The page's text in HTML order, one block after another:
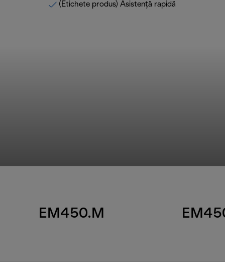
(Etichete produs) Asistență rapidă
EM450.M